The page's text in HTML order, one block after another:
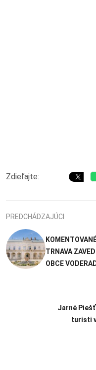
Zdieľajte:
PREDCHÁDZAJÚCI
TRNAVA
OBCE
Jarné
turisti